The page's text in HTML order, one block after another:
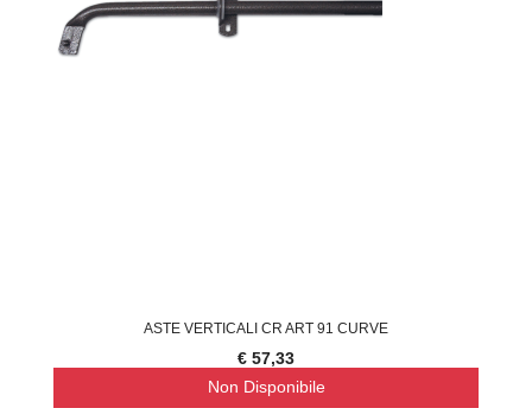
ASTE VERTICALI CR ART 91 CURVE
€ 57,33
Non Disponibile